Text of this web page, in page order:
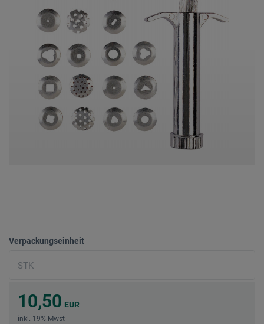
Verpackungseinheit
10,50 EUR
inkl. 19% Mwst